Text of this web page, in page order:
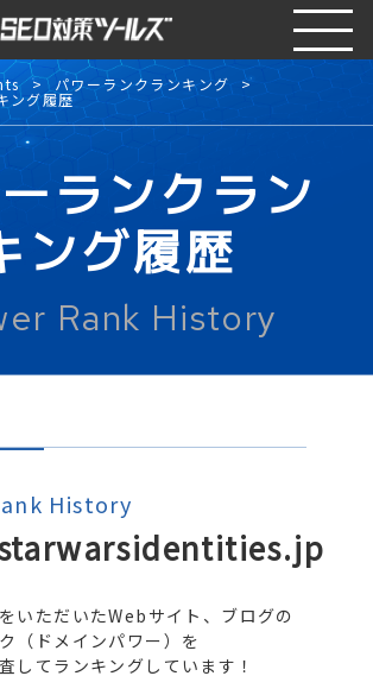
パワーランクランキング
ング履歴
ランクラン
ング履歴
Rank History
History
いただいたWebサイト、ブログの
（ドメインパワー）を
してランキングしています！